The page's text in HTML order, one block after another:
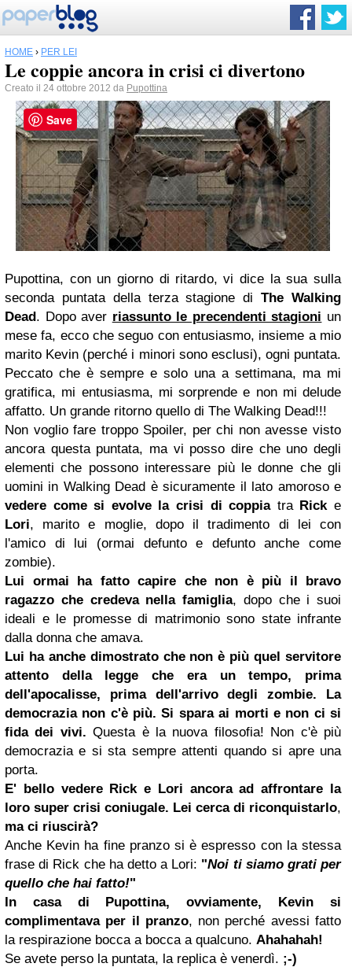
HOME › PER LEI
Le coppie ancora in crisi ci divertono
Creato il 24 ottobre 2012 da Pupottina
Pupottina, con un giorno di ritardo, vi dice la sua sulla
seconda puntata della terza stagione diThe Walking
Dead. Dopo aver riassunto le precendenti stagioni un
mese fa, ecco che seguo con entusiasmo, insieme a mio
marito Kevin (perché i minori sono esclusi), ogni puntata.
Peccato che è sempre e solo una a settimana, ma mi
gratifica, mi entusiasma, mi sorprende e non mi delude
affatto. Un grande ritorno quello di The Walking Dead!!!
Non voglio fare troppo Spoiler, per chi non avesse visto
ancora questa puntata, ma vi posso dire che uno degli
elementi che possono interessare più le donne che gli
uomini in Walking Dead è sicuramente il lato amoroso e
vedere come si evolve la crisi di coppiatra Ricke
Lori, marito e moglie, dopo il tradimento di lei con
l'amico di lui (ormai defunto e defunto anche come
zombie).
Lui ormai ha fatto capire che non è più il bravo
ragazzo che credeva nella famiglia, dopo che i suoi
ideali e le promesse di matrimonio sono state infrante
dalla donna che amava.
Lui ha anche dimostrato che non è più quel servitore
attento della legge che era un tempo, prima
dell'apocalisse, prima dell'arrivo degli zombie.
La
democrazia non c'è più. Si spara ai morti e non ci si
fida dei vivi. Questa è la nuova filosofia! Non c'è più
democrazia e si sta sempre attenti quando si apre una
porta.
E' bello vedere Rick e Lori ancora ad affrontare la
loro super crisi coniugale. Lei cerca di riconquistarlo,
ma ci riuscirà?
Anche Kevin ha fine pranzo si è espresso con la stessa
frase di Rick che ha detto a Lori: "Noi ti siamo grati per
quello che hai fatto!"
In casa di Pupottina, ovviamente, Kevin si
complimentava per il pranzo, non perché avessi fatto
la respirazione bocca a bocca a qualcuno. Ahahahah!
Se avete perso la puntata, la replica è venerdì. ;-)
Save